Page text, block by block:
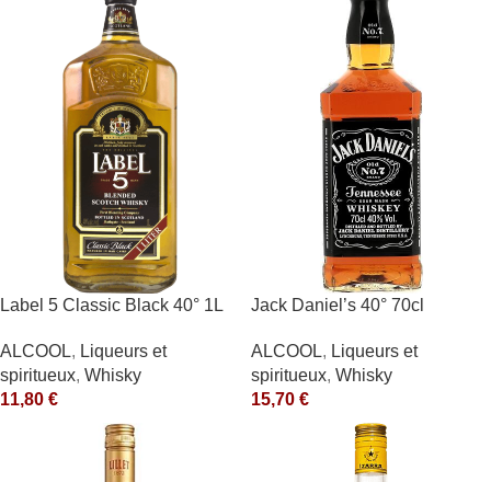
Label 5 Classic Black 40° 1L
ALCOOL, Liqueurs et
spiritueux, Whisky
11,80 €
Jack Daniel’s 40° 70cl
ALCOOL, Liqueurs et
spiritueux, Whisky
15,70 €